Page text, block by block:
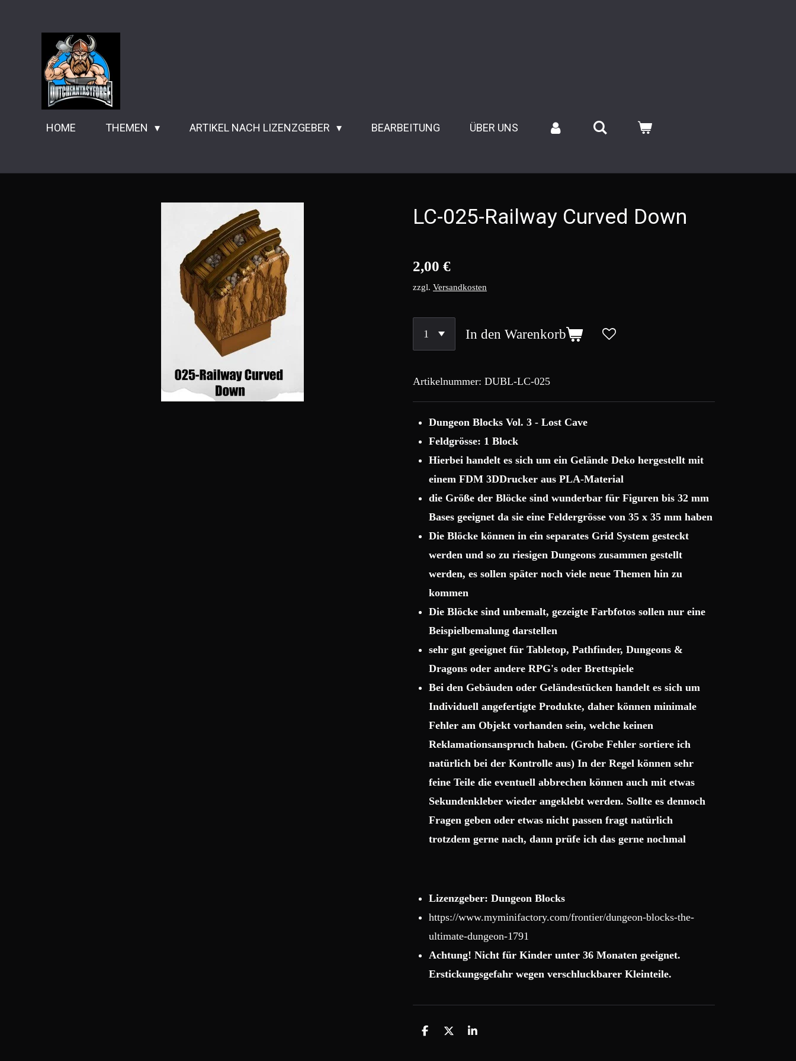
Hauptinhalt
HOME THEMEN ARTIKEL NACH LIZENZGEBER BEARBEITUNG ÜBER UNS
LC-025-Railway Curved Down
2,00 €
zzgl. Versandkosten
In den Warenkorb
Artikelnummer: DUBL-LC-025
Dungeon Blocks Vol. 3 - Lost Cave
Feldgrösse: 1 Block
Hierbei handelt es sich um ein Gelände Deko hergestellt mit
einem FDM 3DDrucker aus PLA-Material
die Größe der Blöcke sind wunderbar für Figuren bis 32 mm
Bases geeignet da sie eine Feldergrösse von 35 x 35 mm haben
Die Blöcke können in ein separates Grid System gesteckt
werden und so zu riesigen Dungeons zusammen gestellt
werden, es sollen später noch viele neue Themen hin zu
kommen
Die Blöcke sind unbemalt, gezeigte Farbfotos sollen nur eine
Beispielbemalung darstellen
sehr gut geeignet für Tabletop, Pathfinder, Dungeons &
Dragons oder andere RPG's oder Brettspiele
Bei den Gebäuden oder Geländestücken handelt es sich um
Individuell angefertigte Produkte, daher können minimale
Fehler am Objekt vorhanden sein, welche keinen
Reklamationsanspruch haben. (Grobe Fehler sortiere ich
natürlich bei der Kontrolle aus) In der Regel können sehr
feine Teile die eventuell abbrechen können auch mit etwas
Sekundenkleber wieder angeklebt werden. Sollte es dennoch
Fragen geben oder etwas nicht passen fragt natürlich
trotzdem gerne nach, dann prüfe ich das gerne nochmal
Lizenzgeber: Dungeon Blocks
https://www.myminifactory.com/frontier/dungeon-blocks-the-
ultimate-dungeon-1791
Achtung! Nicht für Kinder unter 36 Monaten geeignet.
Erstickungsgefahr wegen verschluckbarer Kleinteile.
T
T
T